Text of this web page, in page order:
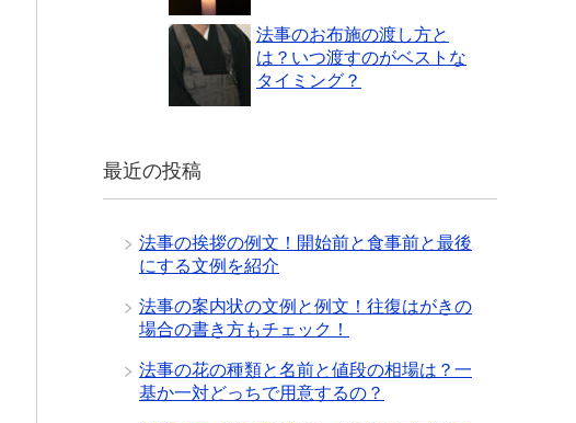
法事のお布施の渡し方と
は？いつ渡すのがベストな
タイミング？
最近の投稿
法事の挨拶の例文！開始前と食事前と最後
にする文例を紹介
法事の案内状の文例と例文！往復はがきの
場合の書き方もチェック！
法事の花の種類と名前と値段の相場は？一
基か一対どっちで用意するの？